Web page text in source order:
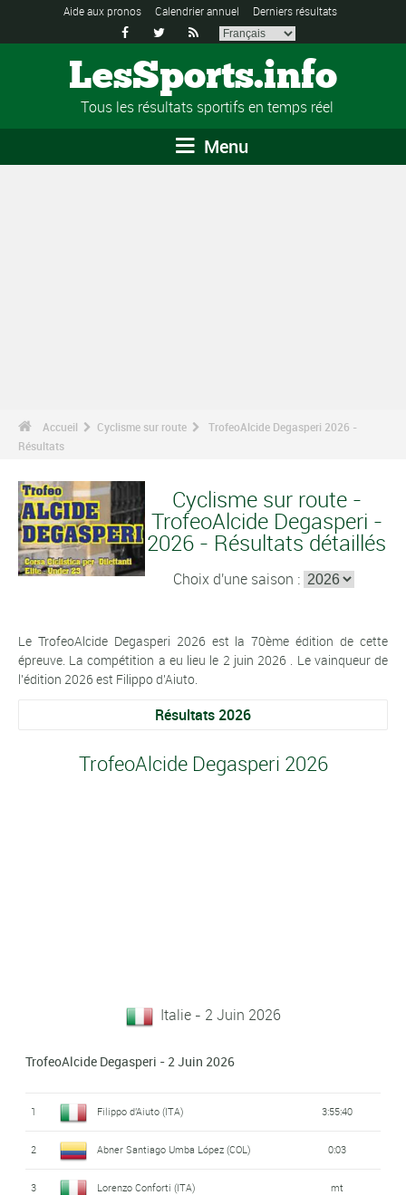
Aide aux pronos Calendrier annuel Derniers résultats
  
LesSports.info
Tous les résultats sportifs en temps réel
Menu
Accueil Cyclisme sur route
TrofeoAlcide Degasperi 2026 -
Résultats
Cyclisme sur route -
TrofeoAlcide Degasperi -
2026 - Résultats détaillés
Choix d'une saison :
Le TrofeoAlcide Degasperi 2026 est la 70ème édition de cette
épreuve. La compétition a eu lieu le 2 juin 2026 . Le vainqueur de
l'édition 2026 est Filippo d'Aiuto.
Résultats 2026
TrofeoAlcide Degasperi 2026
Italie - 2 Juin 2026
TrofeoAlcide Degasperi - 2 Juin 2026
1 Filippo d'Aiuto (ITA) 3:55:40
2 Abner Santiago Umba López (COL) 0:03
3 Lorenzo Conforti (ITA) mt